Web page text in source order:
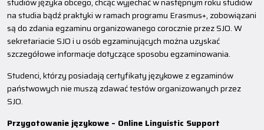
na studia bądź praktyki w ramach programu Erasmus+, zobowiązani
są do zdania egzaminu organizowanego corocznie przez SJO. W
sekretariacie SJO i u osób egzaminujących można uzyskać
szczegółowe informacje dotyczące sposobu egzaminowania.
Studenci, którzy posiadają certyfikaty językowe z egzaminów
państwowych nie muszą zdawać testów organizowanych przez
SJO.
Przygotowanie językowe – Online Linguistic Support